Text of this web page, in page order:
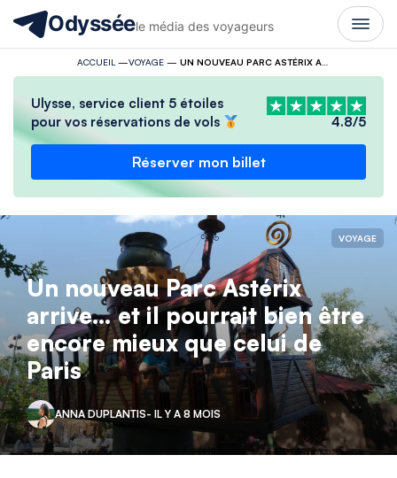
Odysséele média des voyageurs
ACCUEIL —VOYAGE— UN NOUVEAU PARC ASTÉRIX ARRIVE… ET IL POURRAIT BIEN ÊTRE ENCORE MIEUX QUE CELUI DE PARIS
Ulysse, service client 5 étoiles
pour vos réservations de vols
4.8/5
Réserver mon billet
VOYAGE
Un nouveau Parc Astérix
arrive… et il pourrait bien être
encore mieux que celui de
Paris
ANNA DUPLANTIS- IL Y A 8 MOIS